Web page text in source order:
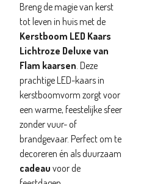
Breng de magie van kerst
tot leven in huis met de
Kerstboom LED Kaars
Lichtroze Deluxe van
Flam kaarsen. Deze
prachtige LED-kaars in
kerstboomvorm zorgt voor
een warme, feestelijke sfeer
zonder vuur- of
brandgevaar. Perfect om te
decoreren én als duurzaam
cadeau voor de